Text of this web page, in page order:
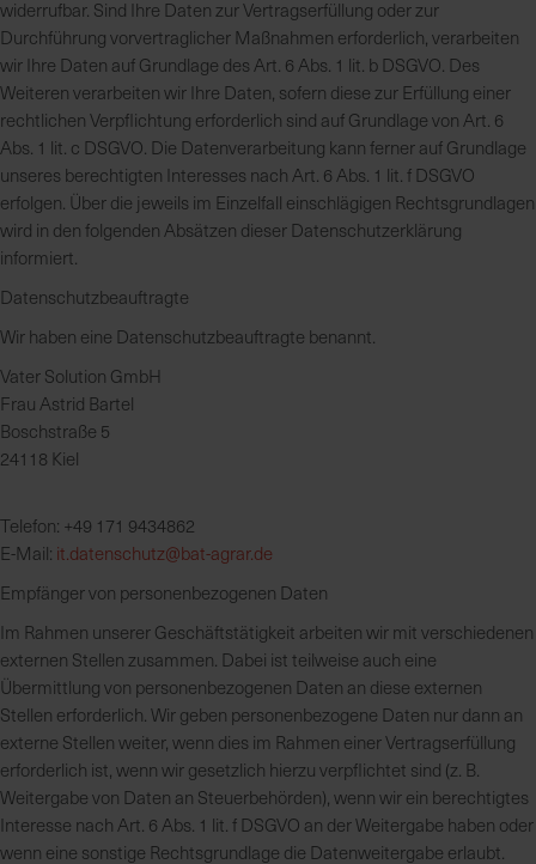
widerrufbar. Sind Ihre Daten zur Vertragserfüllung oder zur
Durchführung vorvertraglicher Maßnahmen erforderlich, verarbeiten
wir Ihre Daten auf Grundlage des Art. 6 Abs. 1 lit. b DSGVO. Des
Weiteren verarbeiten wir Ihre Daten, sofern diese zur Erfüllung einer
rechtlichen Verpflichtung erforderlich sind auf Grundlage von Art. 6
Abs. 1 lit. c DSGVO. Die Datenverarbeitung kann ferner auf Grundlage
unseres berechtigten Interesses nach Art. 6 Abs. 1 lit. f DSGVO
erfolgen. Über die jeweils im Einzelfall einschlägigen Rechtsgrundlagen
wird in den folgenden Absätzen dieser Datenschutzerklärung
informiert.
Datenschutz­beauftragte
Wir haben eine Datenschutzbeauftragte benannt.
Vater Solution GmbH
Frau Astrid Bartel
Boschstraße 5
24118 Kiel
Telefon: +49 171 9434862
E-Mail: it.datenschutz@bat-agrar.de
Empfänger von personenbezogenen Daten
Im Rahmen unserer Geschäftstätigkeit arbeiten wir mit verschiedenen
externen Stellen zusammen. Dabei ist teilweise auch eine
Übermittlung von personenbezogenen Daten an diese externen
Stellen erforderlich. Wir geben personenbezogene Daten nur dann an
externe Stellen weiter, wenn dies im Rahmen einer Vertragserfüllung
erforderlich ist, wenn wir gesetzlich hierzu verpflichtet sind (z. B.
Weitergabe von Daten an Steuerbehörden), wenn wir ein berechtigtes
Interesse nach Art. 6 Abs. 1 lit. f DSGVO an der Weitergabe haben oder
wenn eine sonstige Rechtsgrundlage die Datenweitergabe erlaubt.